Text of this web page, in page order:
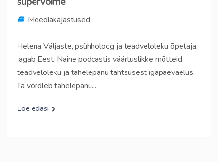
Meediakajastused
Helena Väljaste, psühholoog ja teadveloleku õpetaja,
jagab Eesti Naine podcastis väärtuslikke mõtteid
teadveloleku ja tähelepanu tähtsusest igapäevaelus.
Ta võrdleb tähelepanu...
Loe edasi